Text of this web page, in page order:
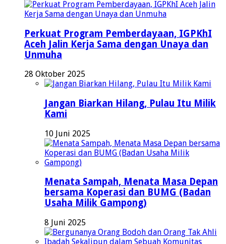
Perkuat Program Pemberdayaan, IGPKhI
Aceh Jalin Kerja Sama dengan Unaya dan
Unmuha
28 Oktober 2025
Jangan Biarkan Hilang, Pulau Itu Milik
Kami
10 Juni 2025
Menata Sampah, Menata Masa Depan
bersama Koperasi dan BUMG (Badan
Usaha Milik Gampong)
8 Juni 2025